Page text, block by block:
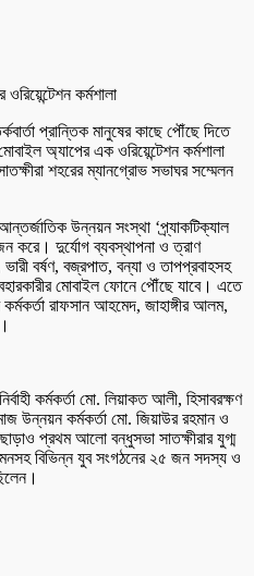
প্রান্তিক মানুষের কাছে পৌঁছে দিতে
মোবাইল অ্যাপের এক ওরিয়েন্টেশন কর্মশালা
শহরের ম্যানগ্রোভ সভাঘর সম্মেলন
উন্নয়ন সংস্থা ‘প্র্যাকটিক্যাল
করে। দুর্যোগ ব্যবস্থাপনা ও ত্রাণ
বর্ষণ, বজ্রপাত, বন্যা ও তাপপ্রবাহসহ
মোবাইল ফোনে পৌঁছে যাবে। এতে
রাফসান আহমেদ, জাহাঙ্গীর আলম,
কর্মকর্তা মো. লিয়াকত আলী, হিসাবরক্ষণ
উন্নয়ন কর্মকর্তা মো. জিয়াউর রহমান ও
প্রথম আলো বন্ধুসভা সাতক্ষীরার যুগ্ম
বিভিন্ন যুব সংগঠনের ২৫ জন সদস্য ও